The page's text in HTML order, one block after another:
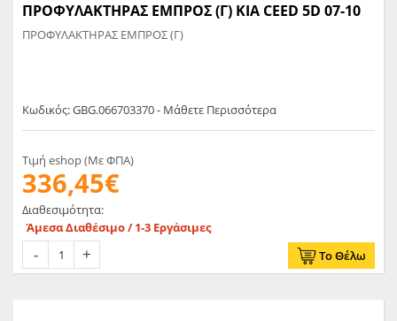
ΠΡΟΦΥΛΑΚΤΗΡΑΣ ΕΜΠΡΟΣ (Γ) KIA CEED 5D 07-10
ΠΡΟΦΥΛΑΚΤΗΡΑΣ ΕΜΠΡΟΣ (Γ)
Κωδικός: GBG.066703370 - Μάθετε Περισσότερα
Τιμή eshop (Με ΦΠΑ)
336,45€
Διαθεσιμότητα:
Άμεσα Διαθέσιμο / 1-3 Εργάσιμες
Το Θέλω